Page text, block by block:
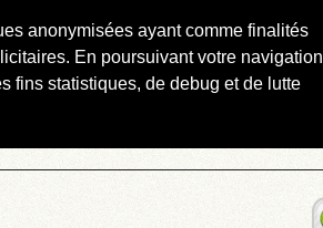
anonymisées ayant comme finalités
En poursuivant votre navigation
fins statistiques, de debug et de lutte